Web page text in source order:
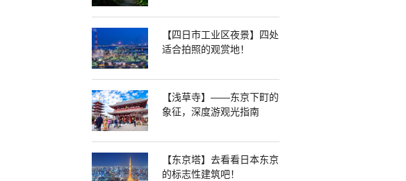
【四日市工业区夜景】四处
适合拍照的观赏地！
【浅草寺】——东京下町的
象征，深度游观光指南
【东京塔】去看看日本东京
的标志性建筑吧！